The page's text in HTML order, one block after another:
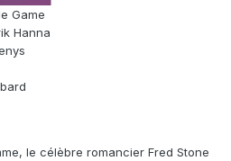
Game
Hanna
le célèbre romancier Fred Stone